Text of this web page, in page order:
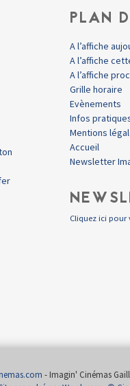
PLAN
A l’affiche
A l’affiche
A l’affiche
Grille horaire
Evènements
Infos
Mentions
Accueil
Newsletter
Cliquez ici pour
- Imagin' Cinémas